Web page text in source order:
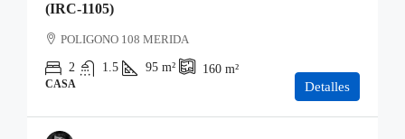
(IRC-1105)
POLIGONO 108 MERIDA
2 1.5 95 m² 160 m²
CASA Detalles